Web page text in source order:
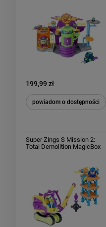
199,99 zł
powiadom o dostępności
Super Zings S Mission 2:
Total Demolition MagicBox